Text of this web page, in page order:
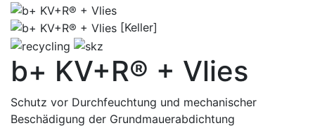
[Keller]
b+ KV+R® + Vlies
Schutz vor Durchfeuchtung und mechanischer
Beschädigung der Grundmauerabdichtung